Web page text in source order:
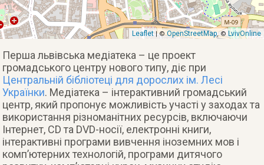
Leaflet| ©OpenStreetMap, © LvivOnline
Перша львівська медіатека – це проект
громадського центру нового типу, діє при
Центральній бібліотеці для дорослих ім. Лесі
Українки. Медіатека – інтерактивний громадський
центр, який пропонує можливість участі у заходах та
використання різноманітних ресурсів, включаючи
Інтернет, CD та DVD-носії, електронні книги,
інтерактивні програми вивчення іноземних мов і
комп’ютерних технологій, програми дитячого